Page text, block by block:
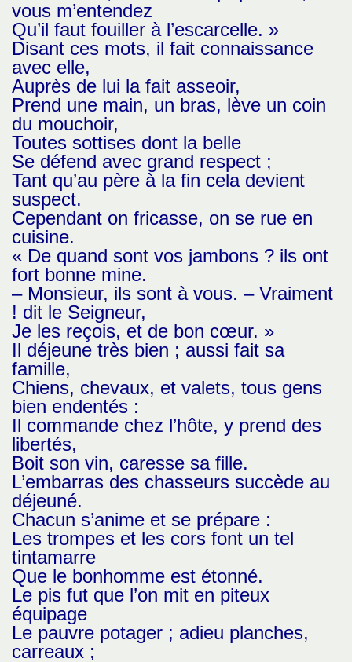
vous m’entendez
Qu’il faut fouiller à l’escarcelle. »
Disant ces mots, il fait connaissance
avec elle,
Auprès de lui la fait asseoir,
Prend une main, un bras, lève un coin
du mouchoir,
Toutes sottises dont la belle
Se défend avec grand respect ;
Tant qu’au père à la fin cela devient
suspect.
Cependant on fricasse, on se rue en
cuisine.
« De quand sont vos jambons ? ils ont
fort bonne mine.
– Monsieur, ils sont à vous. – Vraiment
! dit le Seigneur,
Je les reçois, et de bon cœur. »
Il déjeune très bien ; aussi fait sa
famille,
Chiens, chevaux, et valets, tous gens
bien endentés :
Il commande chez l’hôte, y prend des
libertés,
Boit son vin, caresse sa fille.
L’embarras des chasseurs succède au
déjeuné.
Chacun s’anime et se prépare :
Les trompes et les cors font un tel
tintamarre
Que le bonhomme est étonné.
Le pis fut que l’on mit en piteux
équipage
Le pauvre potager ; adieu planches,
carreaux ;